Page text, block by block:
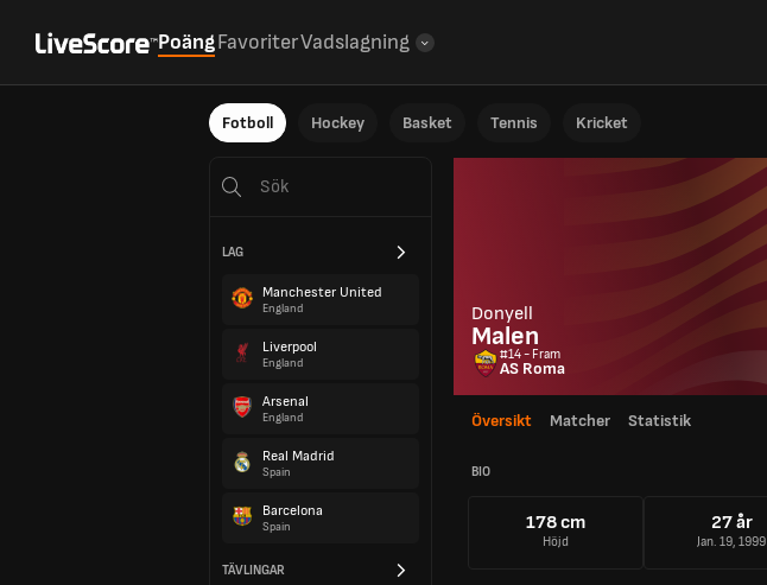
PoängFavoriterVadslagning
Fotboll Hockey Basket Tennis Kricket
LAG
Manchester United
England
Liverpool
England
Arsenal
England
Real Madrid
Spain
Barcelona
Spain
TÄVLINGAR
Donyell
Malen
#14 - Fram
AS Roma
Översikt Matcher Statistik
BIO
178 cm
Höjd
27 år
Jan. 19, 1999